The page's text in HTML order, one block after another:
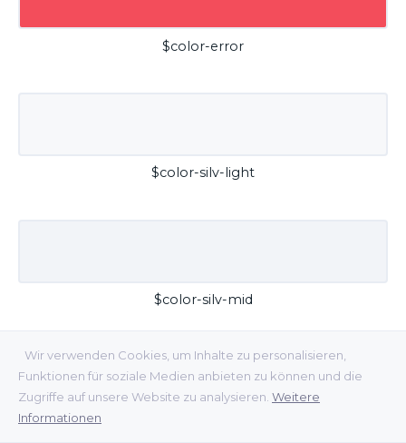
Wir verwenden Cookies, um Inhalte zu personalisieren,
Funktionen für soziale Medien anbieten zu können und die
Zugriffe auf unsere Website zu analysieren. Weitere
Informationen
$color-error
$color-silv-light
$color-silv-mid